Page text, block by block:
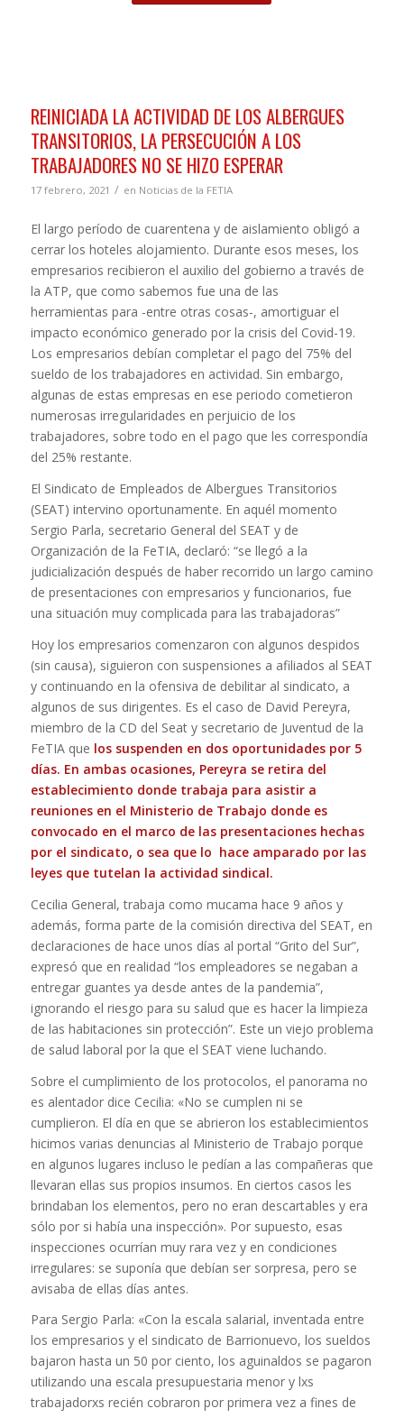
REINICIADA LA ACTIVIDAD DE LOS ALBERGUES
TRANSITORIOS, LA PERSECUCIÓN A LOS
TRABAJADORES NO SE HIZO ESPERAR
17 febrero, 2021 / en Noticias de la FETIA
El largo período de cuarentena y de aislamiento obligó a
cerrar los hoteles alojamiento. Durante esos meses, los
empresarios recibieron el auxilio del gobierno a través de
la ATP, que como sabemos fue una de las
herramientas para -entre otras cosas-, amortiguar el
impacto económico generado por la crisis del Covid-19.
Los empresarios debían completar el pago del 75% del
sueldo de los trabajadores en actividad. Sin embargo,
algunas de estas empresas en ese periodo cometieron
numerosas irregularidades en perjuicio de los
trabajadores, sobre todo en el pago que les correspondía
del 25% restante.
El Sindicato de Empleados de Albergues Transitorios
(SEAT) intervino oportunamente. En aquél momento
Sergio Parla, secretario General del SEAT y de
Organización de la FeTIA, declaró: “se llegó a la
judicialización después de haber recorrido un largo camino
de presentaciones con empresarios y funcionarios, fue
una situación muy complicada para las trabajadoras”
Hoy los empresarios comenzaron con algunos despidos
(sin causa), siguieron con suspensiones a afiliados al SEAT
y continuando en la ofensiva de debilitar al sindicato, a
algunos de sus dirigentes. Es el caso de David Pereyra,
miembro de la CD del Seat y secretario de Juventud de la
FeTIA que los suspenden en dos oportunidades por 5
días. En ambas ocasiones, Pereyra se retira del
establecimiento donde trabaja para asistir a
reuniones en el Ministerio de Trabajo donde es
convocado en el marco de las presentaciones hechas
por el sindicato, o sea que lo hace amparado por las
leyes que tutelan la actividad sindical.
Cecilia General, trabaja como mucama hace 9 años y
además, forma parte de la comisión directiva del SEAT, en
declaraciones de hace unos días al portal “Grito del Sur”,
expresó que en realidad “los empleadores se negaban a
entregar guantes ya desde antes de la pandemia”,
ignorando el riesgo para su salud que es hacer la limpieza
de las habitaciones sin protección”. Este un viejo problema
de salud laboral por la que el SEAT viene luchando.
Sobre el cumplimiento de los protocolos, el panorama no
es alentador dice Cecilia: «No se cumplen ni se
cumplieron. El día en que se abrieron los establecimientos
hicimos varias denuncias al Ministerio de Trabajo porque
en algunos lugares incluso le pedían a las compañeras que
llevaran ellas sus propios insumos. En ciertos casos les
brindaban los elementos, pero no eran descartables y era
sólo por si había una inspección». Por supuesto, esas
inspecciones ocurrían muy rara vez y en condiciones
irregulares: se suponía que debían ser sorpresa, pero se
avisaba de ellas días antes.
Para Sergio Parla: «Con la escala salarial, inventada entre
los empresarios y el sindicato de Barrionuevo, los sueldos
bajaron hasta un 50 por ciento, los aguinaldos se pagaron
utilizando una escala presupuestaria menor y lxs
trabajadorxs recién cobraron por primera vez a fines de